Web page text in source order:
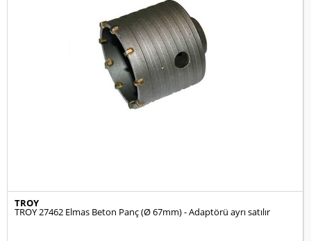
TROY
TROY 27462 Elmas Beton Panç (Ø 67mm) - Adaptörü ayrı satılır